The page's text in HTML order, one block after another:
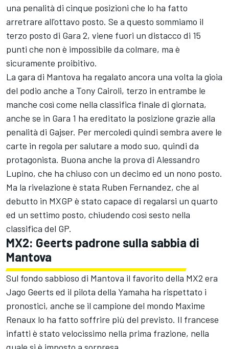
una penalità di cinque posizioni che lo ha fatto
arretrare all'ottavo posto. Se a questo sommiamo il
terzo posto di Gara 2, viene fuori un distacco di 15
punti che non è impossibile da colmare, ma è
sicuramente proibitivo.
La gara di Mantova ha regalato ancora una volta la gioia
del podio anche a Tony Cairoli, terzo in entrambe le
manche così come nella classifica finale di giornata,
anche se in Gara 1 ha ereditato la posizione grazie alla
penalità di Gajser. Per mercoledì quindi sembra avere le
carte in regola per salutare a modo suo, quindi da
protagonista. Buona anche la prova di Alessandro
Lupino, che ha chiuso con un decimo ed un nono posto.
Ma la rivelazione è stata Ruben Fernandez, che al
debutto in MXGP è stato capace di regalarsi un quarto
ed un settimo posto, chiudendo così sesto nella
classifica del GP.
MX2: Geerts padrone sulla sabbia di
Mantova
Sul fondo sabbioso di Mantova il favorito della MX2 era
Jago Geerts ed il pilota della Yamaha ha rispettato i
pronostici, anche se il campione del mondo Maxime
Renaux lo ha fatto soffrire più del previsto. Il francese
infatti è stato velocissimo nella prima frazione, nella